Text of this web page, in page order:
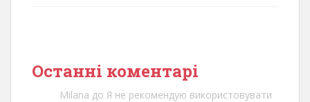
Останні коментарі
Milana до Я не рекомендую використовувати